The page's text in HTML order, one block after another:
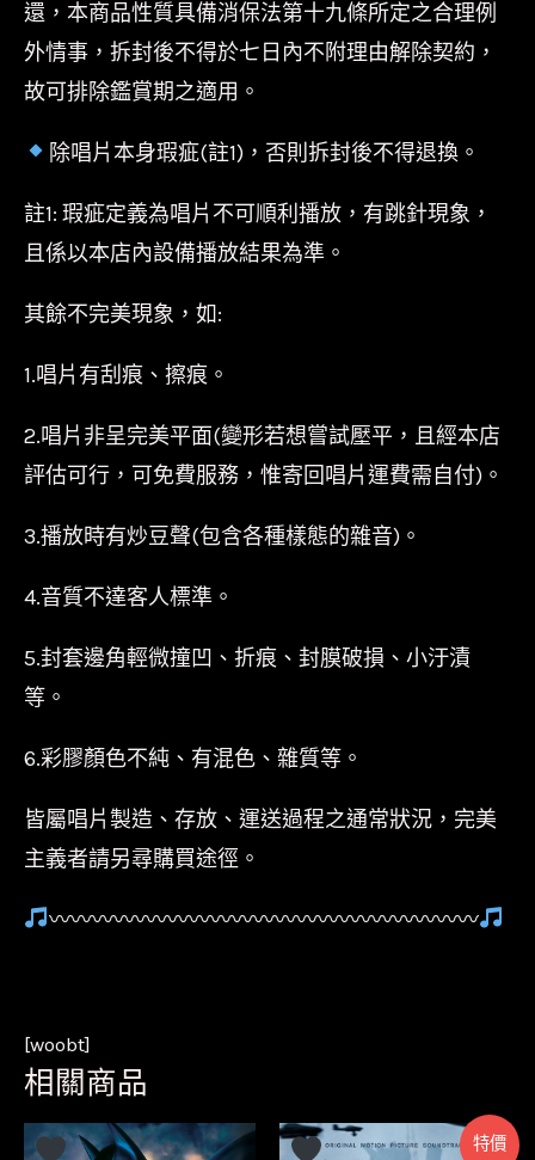
還，本商品性質具備消保法第十九條所定之合理例
外情事，拆封後不得於七日內不附理由解除契約，
故可排除鑑賞期之適用。
除唱片本身瑕疵(註1)，否則拆封後不得退換。
註1: 瑕疵定義為唱片不可順利播放，有跳針現象，
且係以本店內設備播放結果為準。
其餘不完美現象，如:
1.唱片有刮痕、擦痕。
2.唱片非呈完美平面(變形若想嘗試壓平，且經本店
評估可行，可免費服務，惟寄回唱片運費需自付)。
3.播放時有炒豆聲(包含各種樣態的雜音)。
4.音質不達客人標準。
5.封套邊角輕微撞凹、折痕、封膜破損、小汙漬
等。
6.彩膠顏色不純、有混色、雜質等。
皆屬唱片製造、存放、運送過程之通常狀況，完美
主義者請另尋購買途徑。
〰〰〰〰〰〰〰〰〰〰〰〰〰〰〰〰〰〰〰〰
[woobt]
相關商品
特價